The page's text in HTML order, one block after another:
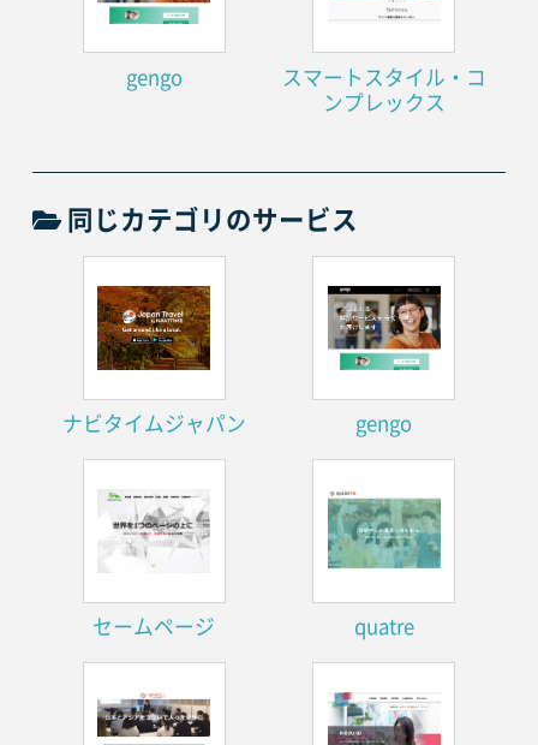
gengo
スマートスタイル・コ
ンプレックス
同じカテゴリのサービス
ナビタイムジャパン gengo
セームページ quatre